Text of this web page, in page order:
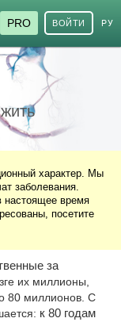
PRO ВОЙТИ
характер. Мы
заболевания.
настоящее время
посетите
за
их миллионы,
80 миллионов. С
к 80 годам